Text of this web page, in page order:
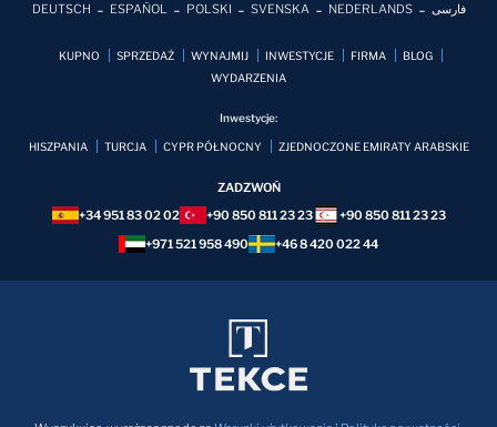
DEUTSCH
ESPAÑOL POLSKI SVENSKA NEDERLANDS فارسی
KUPNO SPRZEDAŻ WYNAJMIJ INWESTYCJE FIRMA
BLOG
WYDARZENIA
Inwestycje:
HISZPANIA TURCJA CYPR PÓŁNOCNY ZJEDNOCZONE EMIRATY ARABSKIE
ZADZWOŃ
+34 951 83 02 02
+90 850 811 23 23
+90 850 811 23 23
+971 521 958 490
+46 8 420 022 44